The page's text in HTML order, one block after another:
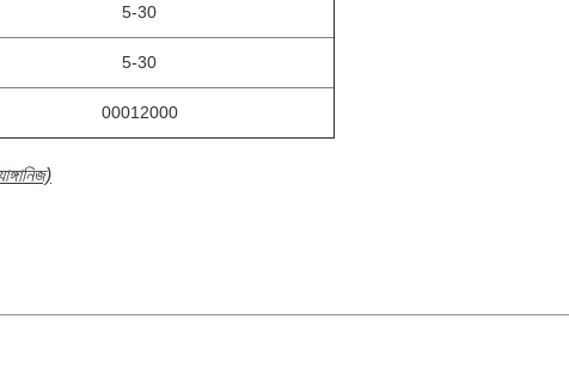
5-30
5-30
00012000